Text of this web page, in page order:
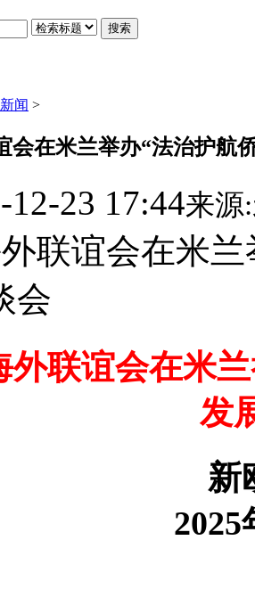
搜索
闻 >
会在米兰举办“法治护航
12-23 17:44来源:
联谊会在米
会
外联谊会在米
发
新
2025